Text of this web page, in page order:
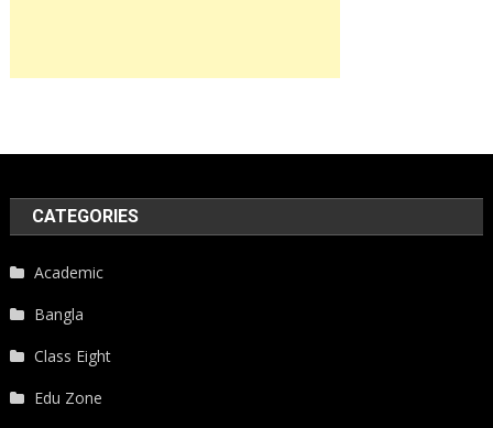
CATEGORIES
Academic
Bangla
Class Eight
Edu Zone